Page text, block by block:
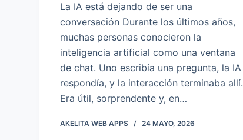
La IA está dejando de ser una
conversación Durante los últimos años,
muchas personas conocieron la
inteligencia artificial como una ventana
de chat. Uno escribía una pregunta, la IA
respondía, y la interacción terminaba allí.
Era útil, sorprendente y, en…
AKELITA WEB APPS 24 MAYO, 2026